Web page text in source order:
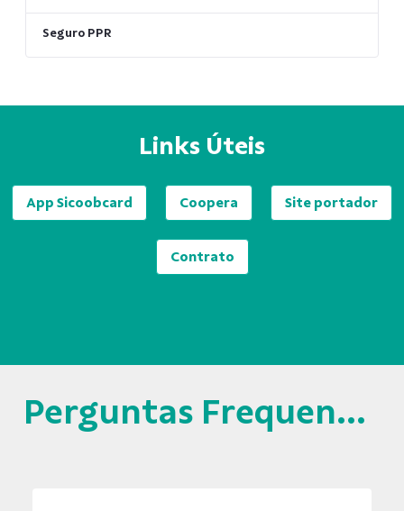
Seguro PPR
Links Úteis
App Sicoobcard Coopera Site portador
Contrato
Perguntas Frequentes